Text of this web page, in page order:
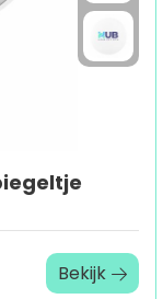
Bekijk